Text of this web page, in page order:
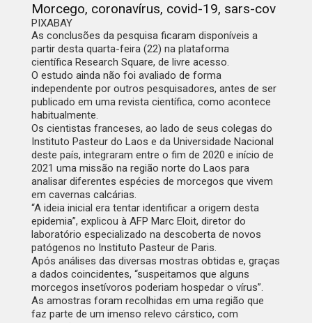
Morcego, coronavírus, covid-19, sars-cov
PIXABAY
As conclusões da pesquisa ficaram disponíveis a
partir desta quarta-feira (22) na plataforma
científica Research Square, de livre acesso.
O estudo ainda não foi avaliado de forma
independente por outros pesquisadores, antes de ser
publicado em uma revista científica, como acontece
habitualmente.
Os cientistas franceses, ao lado de seus colegas do
Instituto Pasteur do Laos e da Universidade Nacional
deste país, integraram entre o fim de 2020 e início de
2021 uma missão na região norte do Laos para
analisar diferentes espécies de morcegos que vivem
em cavernas calcárias.
“A ideia inicial era tentar identificar a origem desta
epidemia”, explicou à AFP Marc Eloit, diretor do
laboratório especializado na descoberta de novos
patógenos no Instituto Pasteur de Paris.
Após análises das diversas mostras obtidas e, graças
a dados coincidentes, “suspeitamos que alguns
morcegos insetívoros poderiam hospedar o vírus”.
As amostras foram recolhidas em uma região que
faz parte de um imenso relevo cárstico, com